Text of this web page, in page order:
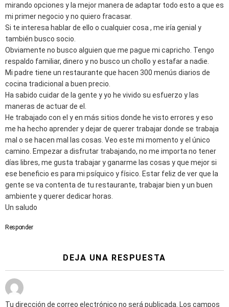
mirando opciones y la mejor manera de adaptar todo esto a que es
mi primer negocio y no quiero fracasar.
Si te interesa hablar de ello o cualquier cosa , me iría genial y
también busco socio.
Obviamente no busco alguien que me pague mi capricho. Tengo
respaldo familiar, dinero y no busco un chollo y estafar a nadie.
Mi padre tiene un restaurante que hacen 300 menús diarios de
cocina tradicional a buen precio.
Ha sabido cuidar de la gente y yo he vivido su esfuerzo y las
maneras de actuar de el.
He trabajado con el y en más sitios donde he visto errores y eso
me ha hecho aprender y dejar de querer trabajar donde se trabaja
mal o se hacen mal las cosas. Veo este mi momento y el único
camino. Empezar a disfrutar trabajando, no me importa no tener
días libres, me gusta trabajar y ganarme las cosas y que mejor si
ese beneficio es para mi psíquico y físico. Estar feliz de ver que la
gente se va contenta de tu restaurante, trabajar bien y un buen
ambiente y querer dedicar horas.
Un saludo
Responder
DEJA UNA RESPUESTA
Tu dirección de correo electrónico no será publicada. Los campos